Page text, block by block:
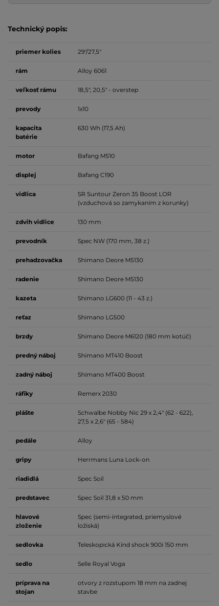
Technický popis:
priemer kolies 29"/27,5"
rám Alloy 6061
veľkosť rámu 18,5", 20,5" - overstep
prevody 1x10
kapacita
batérie
630 Wh (17,5 Ah)
motor Bafang M510
displej Bafang C190
vidlica
SR Suntour Zeron 35 Boost LOR
(vzduchová so zamykaním z korunky)
zdvih vidlice 130 mm
prevodník Spec NW (170 mm, 38 z.)
prehadzovačka Shimano Deore M5130
radenie Shimano Deore M5130
kazeta Shimano LG600 (11 - 43 z.)
reťaz Shimano LG500
brzdy Shimano Deore M6120 (180 mm kotúč)
predný náboj Shimano MT410 Boost
zadný náboj Shimano MT400 Boost
ráfiky Remerx 2030
plášte
Schwalbe Nobby Nic 29 x 2,4" (62 - 622),
27,5 x 2,6" (65 - 584)
pedále Alloy
gripy Herrmans Luna Lock-on
riadidlá Spec Soil
predstavec Spec Soil 31,8 x 50 mm
hlavové
zloženie
Spec (semi-integrated, priemyslové
ložiská)
sedlovka Teleskopická Kind shock 900i 150 mm
sedlo Selle Royal Voga
príprava na
stojan
otvory z rozstupom 18 mm na zadnej
stavbe